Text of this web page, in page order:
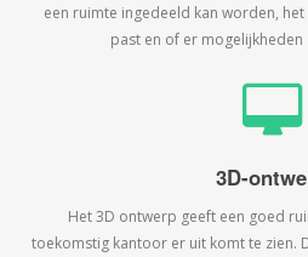
een ruimte ingedeeld kan worden,
past en of er
3D-
Het 3D ontwerp geeft een goed
toekomstig kantoor er uit komt te zien.